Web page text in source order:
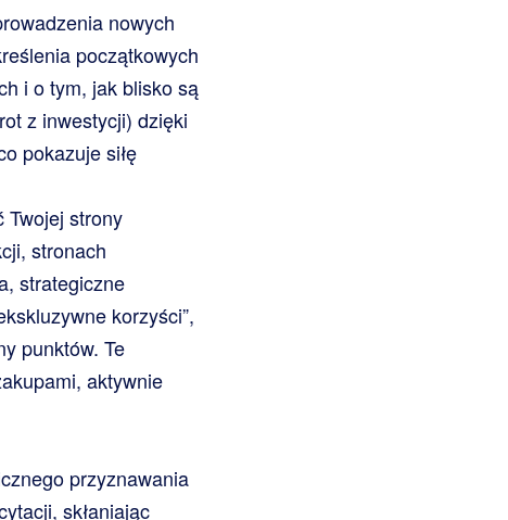
nowych
początkowych
i o tym, jak blisko są
z inwestycji) dzięki
pokazuje siłę
Twojej strony
stronach
strategiczne
korzyści”,
punktów. Te
aktywnie
przyznawania
skłaniając